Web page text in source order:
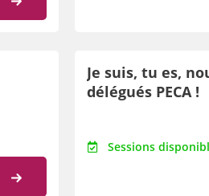
Je suis, tu es,
délégués PECA !
Sessions